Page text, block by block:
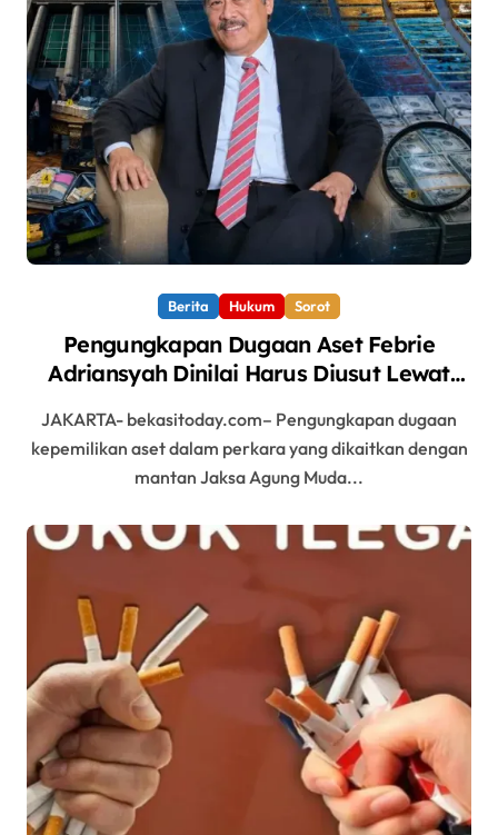
Berita Hukum Sorot
Pengungkapan Dugaan Aset Febrie
Adriansyah Dinilai Harus Diusut Lewat
JAKARTA- bekasitoday.com– Pengungkapan dugaan
kepemilikan aset dalam perkara yang dikaitkan dengan
mantan Jaksa Agung Muda...